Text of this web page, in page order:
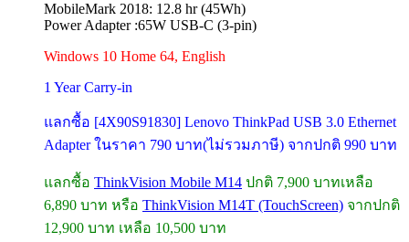
MobileMark 2018: 12.8 hr (45Wh)
Power Adapter :65W USB-C (3-pin)
Windows 10 Home 64, English
1 Year Carry-in
แลกซื้อ [4X90S91830] Lenovo ThinkPad USB 3.0 Ethernet
Adapter ในราคา 790 บาท(ไม่รวมภาษี) จากปกติ 990 บาท
แลกซื้อ ThinkVision Mobile M14 ปกติ 7,900 บาทเหลือ
6,890 บาท หรือ ThinkVision M14T (TouchScreen) จากปกติ
12,900 บาท เหลือ 10,500 บาท